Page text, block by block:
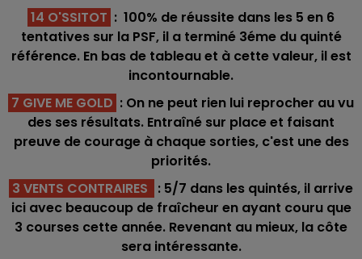
14 O'SSITOT : 100% de réussite dans les 5 en 6
tentatives sur la PSF, il a terminé 3éme du quinté
référence. En bas de tableau et à cette valeur, il est
incontournable.
7 GIVE ME GOLD : On ne peut rien lui reprocher au vu
des ses résultats. Entraîné sur place et faisant
preuve de courage à chaque sorties, c'est une des
priorités.
3 VENTS CONTRAIRES
: 5/7 dans les quintés, il arrive
ici avec beaucoup de fraîcheur en ayant couru que
3 courses cette année. Revenant au mieux, la côte
sera intéressante.